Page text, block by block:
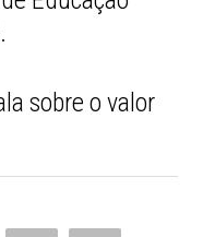
sobre o valor